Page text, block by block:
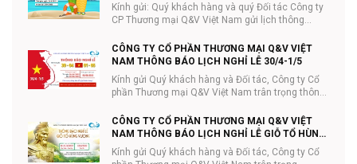
Kính gửi: Quý khách hàng và quý Đối tác Công ty
CP Thương mại Q&V Việt Nam gửi lịch thông
CÔNG TY CỔ PHẦN THƯƠNG MẠI Q&V VIỆT
NAM THÔNG BÁO LỊCH NGHỈ LỄ 30/4-1/5
Kính gửi Quý khách hàng và Đối tác, Công ty Cổ
phần Thương mại Q&V Việt Nam trân trọng thông
CÔNG TY CỔ PHẦN THƯƠNG MẠI Q&V VIỆT
NAM THÔNG BÁO LỊCH NGHỈ LỄ GIỖ TỔ HÙNG
VƯƠNG 10/3
Kính gửi Quý khách hàng và Đối tác, Công ty Cổ